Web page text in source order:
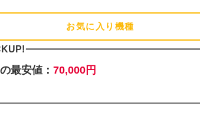
お気に入り機種
最安値： 70,000円